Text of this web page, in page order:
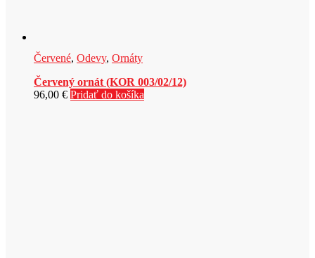
Červené, Odevy, Ornáty
Červený ornát (KOR 003/02/12)
96,00 € Pridať do košíka